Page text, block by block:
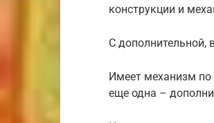
конструкции и
С дополнительной,
Имеет механизм по
еще одна –